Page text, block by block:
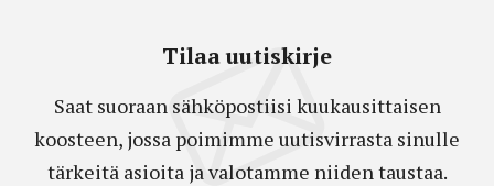
Tilaa uutiskirje
Saat suoraan sähköpostiisi kuukausittaisen
koosteen, jossa poimimme uutisvirrasta sinulle
tärkeitä asioita ja valotamme niiden taustaa.